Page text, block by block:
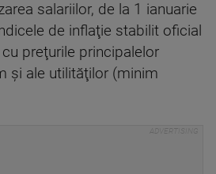
salariilor, de la 1 ianuarie
de inflaţie stabilit oficial
preţurile principalelor
şi ale utilităţilor (minim